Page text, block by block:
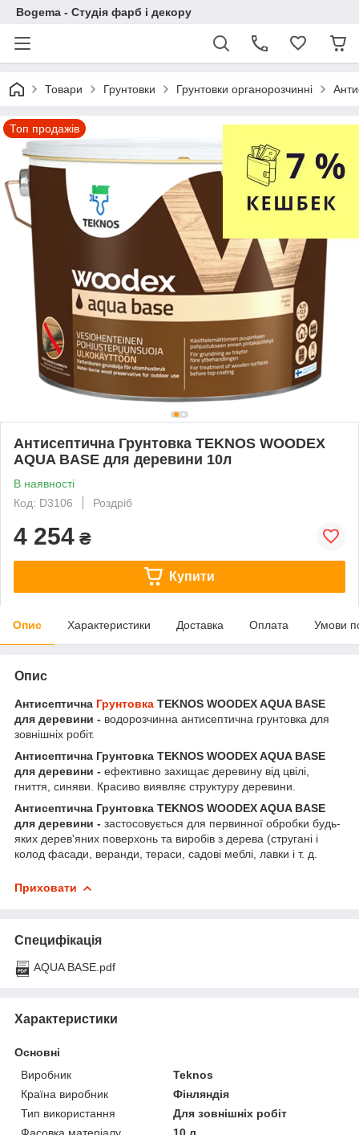
Bogema - Студія фарб і декору
Товари Грунтовки Грунтовки органорозчинні
Топ продажів
Антисептична Грунтовка TEKNOS WOODEX
AQUA BASE для деревини 10л
В наявності
Код: D3106
Роздріб
4 254 ₴
Купити
Опис Характеристики Доставка Оплата Умови
Опис
Антисептична Грунтовка TEKNOS WOODEX AQUA BASE
для деревини - водорозчинна антисептична грунтовка для
зовнішніх робіт.
Антисептична Грунтовка TEKNOS WOODEX AQUA BASE
для деревини - ефективно захищає деревину від цвілі,
гниття, синяви. Красиво виявляє структуру деревини.
Антисептична Грунтовка TEKNOS WOODEX AQUA BASE
для деревини - застосовується для первинної обробки будь-
яких дерев'яних поверхонь та виробів з дерева (стругані і
колод фасади, веранди, тераси, садові меблі, лавки і т. д.
Приховати
Специфікація
AQUA BASE.pdf
Характеристики
Основні
Виробник
Teknos
Країна виробник
Фінляндія
Тип використання
Для зовнішніх робіт
Фасовка матеріалу
10 л